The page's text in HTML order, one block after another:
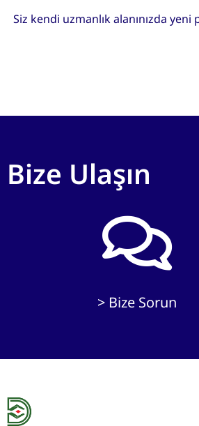
Siz kendi uzmanlık alanınızda
Bize Ulaşın
> Bize Sorun